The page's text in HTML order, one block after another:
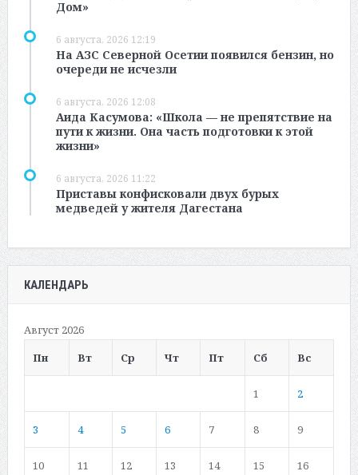
Дом»
6 августа, 2026 12:19
На АЗС Северной Осетии появился бензин, но
очереди не исчезли
6 августа, 2026 12:08
Аида Касумова: «Школа — не препятствие на
пути к жизни. Она часть подготовки к этой
жизни»
6 августа, 2026 11:22
Приставы конфисковали двух бурых
медведей у жителя Дагестана
КАЛЕНДАРЬ
Август 2026
Пн
Вт Ср Чт Пт Сб Вс
1 2
3 4 5 6 7 8 9
10 11 12 13 14 15 16